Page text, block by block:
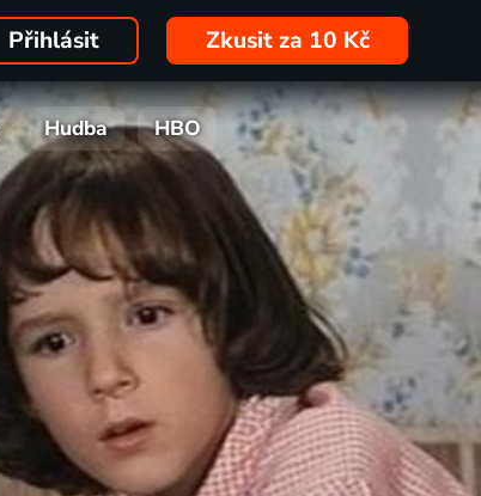
Přihlásit Zkusit za 10 Kč
Hudba HBO